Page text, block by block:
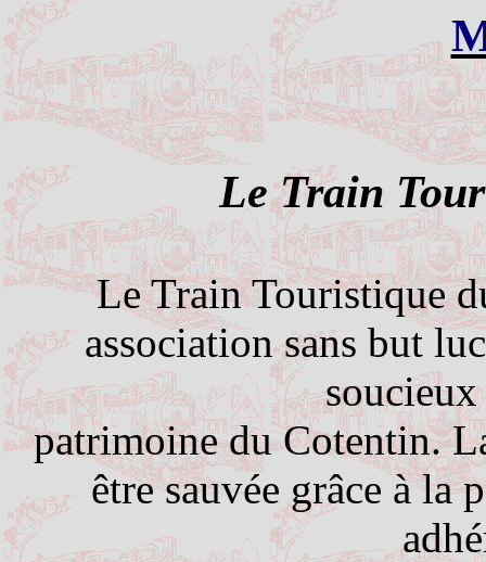
Le Train
Le Train Touristique
association sans but
patrimoine du Cotentin.
être sauvée grâce à la